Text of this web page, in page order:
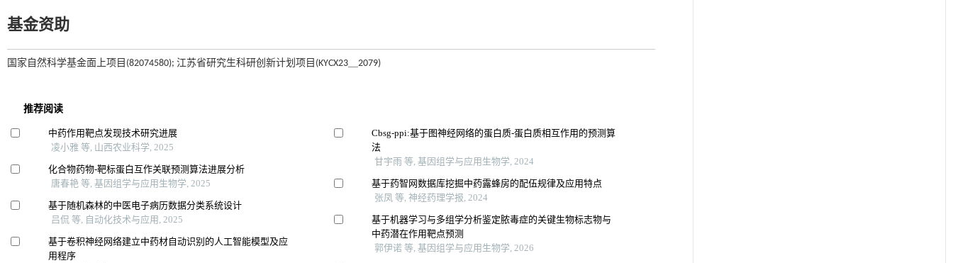
基金资助
国家自然科学基金面上项目(82074580); 江苏省研究生科研创新计划项目(KYCX23＿2079)